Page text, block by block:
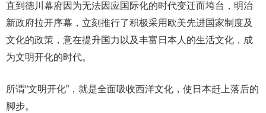
直到德川幕府因为无法因应国际化的时代变迁而垮台，明治
新政府拉开序幕，立刻推行了积极采用欧美先进国家制度及
文化的政策，意在提升国力以及丰富日本人的生活文化，成
为文明开化的时代。
所谓“文明开化”，就是全面吸收西洋文化，使日本赶上落后的
脚步。